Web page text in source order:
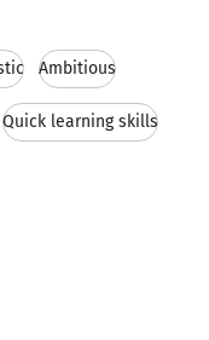
Ambitious
Quick learning skills